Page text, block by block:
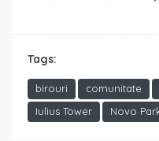
Tags:
birouri comunitate
Iulius Tower
Novo